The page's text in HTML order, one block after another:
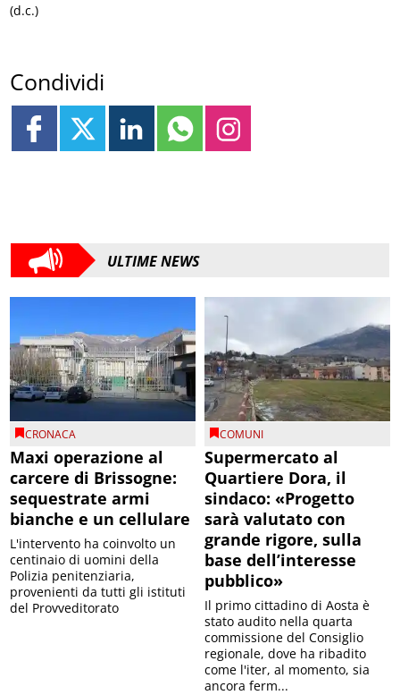
(d.c.)
Condividi
ULTIME NEWS
CRONACA
Maxi operazione al
carcere di Brissogne:
sequestrate armi
bianche e un cellulare
L'intervento ha coinvolto un
centinaio di uomini della
Polizia penitenziaria,
provenienti da tutti gli istituti
del Provveditorato
COMUNI
Supermercato al
Quartiere Dora, il
sindaco: «Progetto
sarà valutato con
grande rigore, sulla
base dell’interesse
pubblico»
Il primo cittadino di Aosta è
stato audito nella quarta
commissione del Consiglio
regionale, dove ha ribadito
come l'iter, al momento, sia
ancora ferm...